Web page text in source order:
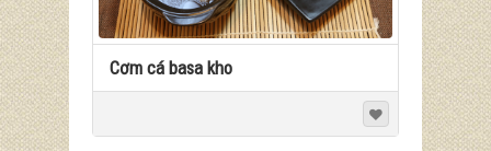
Cơm cá basa kho